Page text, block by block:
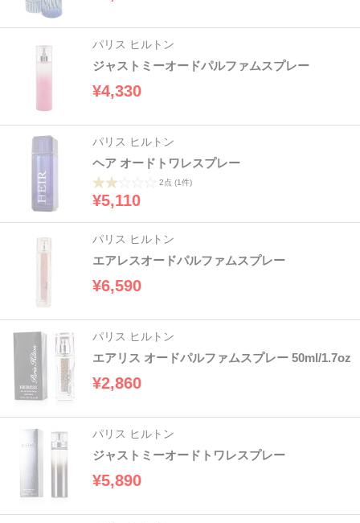
パリス ヒルトン
ジャストミーオードパルファムスプレー
¥4,330
パリス ヒルトン
ヘア オードトワレスプレー
2点 (1件)
¥5,110
パリス ヒルトン
エアレスオードパルファムスプレー
¥6,590
パリス ヒルトン
エアリス オードパルファムスプレー 50ml/1.7oz
¥2,860
パリス ヒルトン
ジャストミーオードトワレスプレー
¥5,890